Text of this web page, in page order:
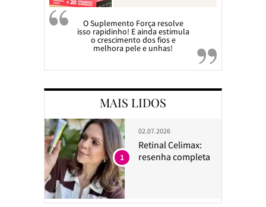
O Suplemento Força resolve
isso rapidinho! E ainda estimula
o crescimento dos fios e
melhora pele e unhas!
MAIS LIDOS
02.07.2026
Retinal Celimax:
resenha completa
1